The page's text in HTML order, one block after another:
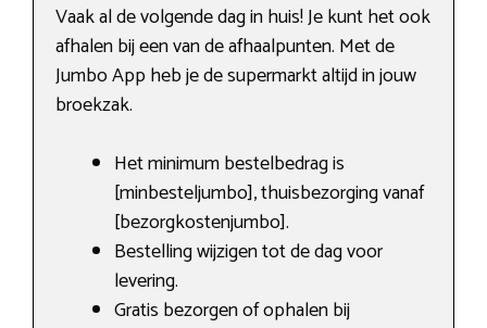
Vaak al de volgende dag in huis! Je kunt het ook
afhalen bij een van de afhaalpunten. Met de
Jumbo App heb je de supermarkt altijd in jouw
broekzak.
Het minimum bestelbedrag is
[minbesteljumbo], thuisbezorging vanaf
[bezorgkostenjumbo].
Bestelling wijzigen tot de dag voor
levering.
Gratis bezorgen of ophalen bij